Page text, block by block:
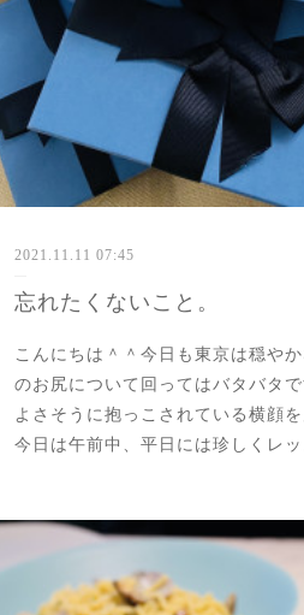
2021.11.11 07:45
忘れたくないこと。
こんにちは＾＾今日も東京は穏や
のお尻について回ってはバタバタ
よさそうに抱っこされている横顔
今日は午前中、平日には珍しくレ